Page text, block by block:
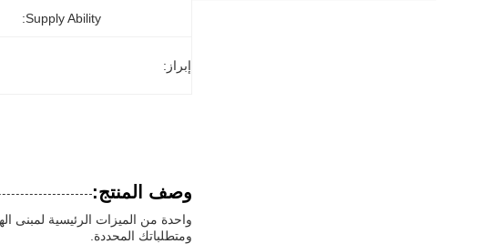
Supply Ability:
إبراز:
وصف المنتج:
ومتطلباتك المحددة.